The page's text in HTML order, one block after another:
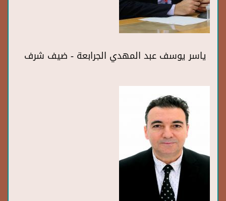
ياسر يوسف عبد المهدي الجرابعة - ضيف شرف